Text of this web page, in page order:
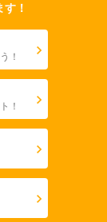
！
！
！